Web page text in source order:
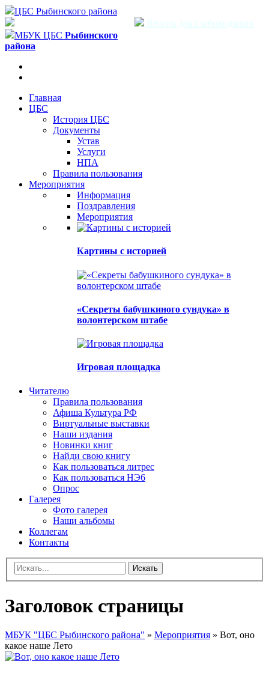
ЦБС Рыбинского района
Версия для слабовидящих
МБУК ЦБС Рыбинского
района
Главная
ЦБС
История ЦБС
Документы
Устав
Услуги
НПА
Правила пользования
Мероприятия
Информация
Поздравления
Мероприятия
Картины с историей
«Секреты бабушкиного сундука» в
волонтерском штабе
Игровая площадка
Читателю
Правила пользования
Афиша Культура РФ
Виртуальные выставки
Наши издания
Новинки книг
Найди свою книгу
Как пользоваться литрес
Как пользоваться НЭ6
Опрос
Галерея
Фото галерея
Наши альбомы
Коллегам
Контакты
Искать
Заголовок страницы
МБУК "ЦБС Рыбинского района" » Мероприятия » Вот, оно
какое наше Лето